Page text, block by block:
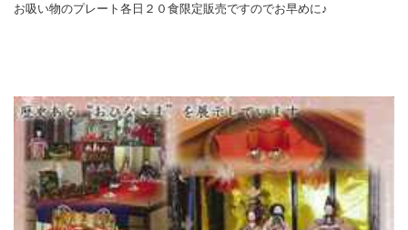
お吸い物のプレート各日２０食限定販売ですのでお早めに♪